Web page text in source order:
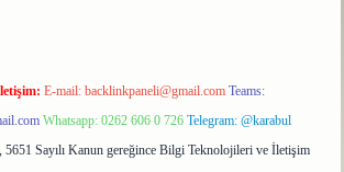
E-mail: backlinkpaneli@gmail.com Teams:
Whatsapp: 0262 606 0 726 Telegram: @karabul
5651 Sayılı Kanun gereğince Bilgi Teknolojileri ve İletişim